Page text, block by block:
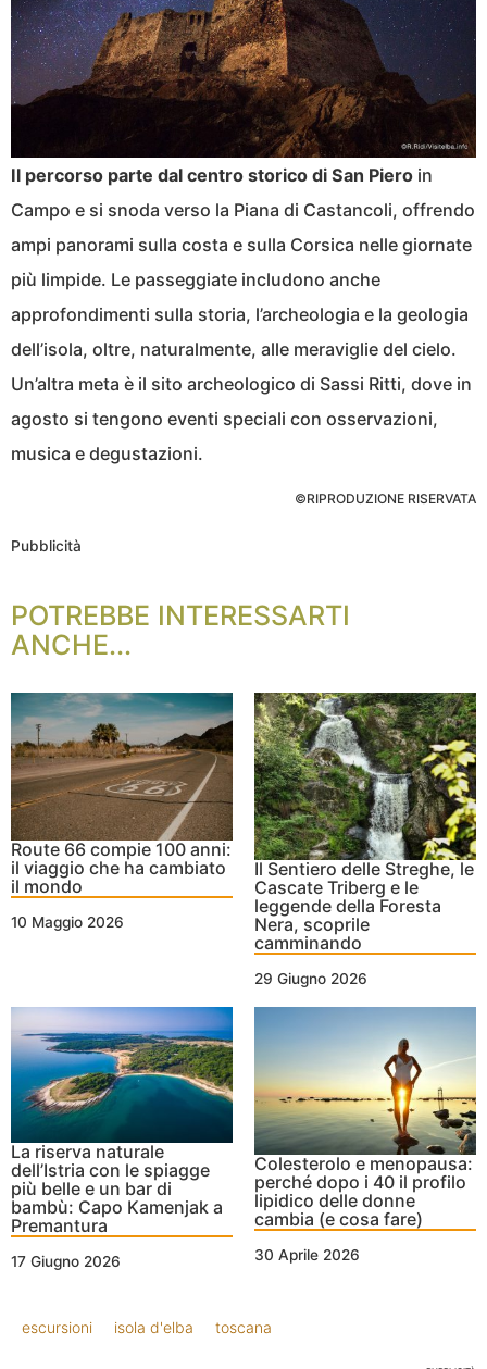
Il percorso parte dal centro storico di San Piero in
Campo e si snoda verso la Piana di Castancoli, offrendo
ampi panorami sulla costa e sulla Corsica nelle giornate
più limpide. Le passeggiate includono anche
approfondimenti sulla storia, l’archeologia e la geologia
dell’isola, oltre, naturalmente, alle meraviglie del cielo.
Un’altra meta è il sito archeologico di Sassi Ritti, dove in
agosto si tengono eventi speciali con osservazioni,
musica e degustazioni.
©RIPRODUZIONE RISERVATA
Pubblicità
POTREBBE INTERESSARTI
ANCHE...
Route 66 compie 100 anni:
il viaggio che ha cambiato
il mondo
10 Maggio 2026
Il Sentiero delle Streghe, le
Cascate Triberg e le
leggende della Foresta
Nera, scoprile
camminando
29 Giugno 2026
La riserva naturale
dell’Istria con le spiagge
più belle e un bar di
bambù: Capo Kamenjak a
Premantura
17 Giugno 2026
Colesterolo e menopausa:
perché dopo i 40 il profilo
lipidico delle donne
cambia (e cosa fare)
30 Aprile 2026
escursioni isola d'elba toscana